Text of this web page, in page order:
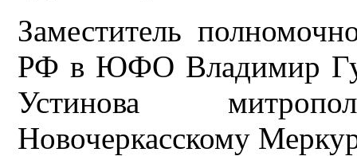
Заместитель
РФ в ЮФО Владимир
Устинова
Новочеркасскому